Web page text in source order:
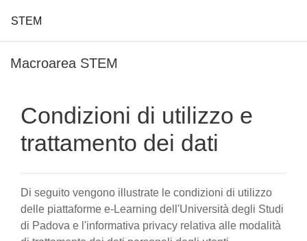
STEM
Macroarea STEM
Condizioni di utilizzo e
trattamento dei dati
Di seguito vengono illustrate le condizioni di utilizzo
delle piattaforme e-Learning dell'Università degli Studi
di Padova e l'informativa privacy relativa alle modalità